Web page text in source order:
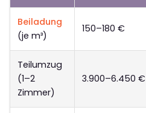
Beiladung
(je m³)
150–180 €
Teilumzug
(1–2
Zimmer)
3.900–6.450 €